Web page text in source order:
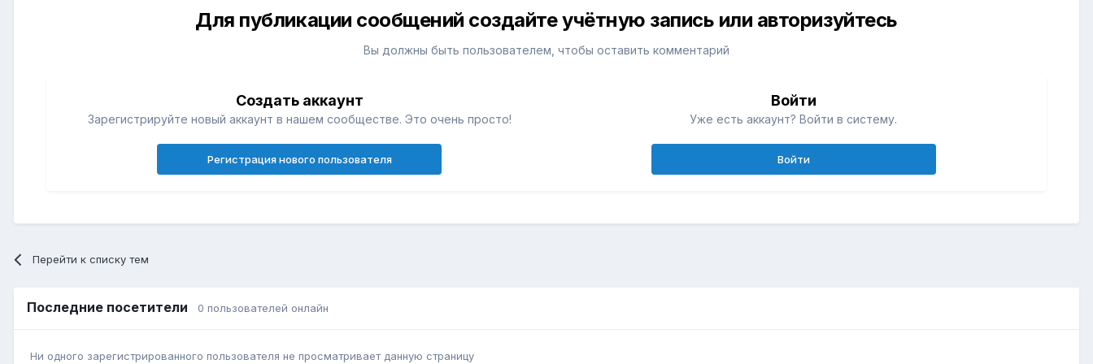
Для публикации сообщений создайте учётную запись или авторизуйтесь
Вы должны быть пользователем, чтобы оставить комментарий
Создать аккаунт
Зарегистрируйте новый аккаунт в нашем сообществе. Это очень просто!
Регистрация нового пользователя
Войти
Уже есть аккаунт? Войти в систему.
Войти
Перейти к списку тем
Последние посетители 0 пользователей онлайн
Ни одного зарегистрированного пользователя не просматривает данную страницу